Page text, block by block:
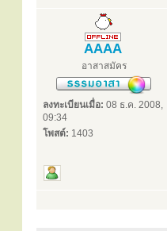
AAAA
อาสาสมัคร
ลงทะเบียนเมื่อ: 08 ธ.ค. 2008,
09:34
โพสต์: 1403